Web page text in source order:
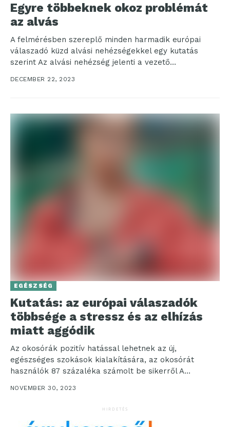
Egyre többeknek okoz problémát
az alvás
A felmérésben szereplő minden harmadik európai
válaszadó küzd alvási nehézségekkel egy kutatás
szerint Az alvási nehézség jelenti a vezető
DECEMBER 22, 2023
EGÉSZSÉG
Kutatás: az európai válaszadók
többsége a stressz és az elhízás
miatt aggódik
Az okosórák pozitív hatással lehetnek az új,
egészséges szokások kialakítására, az okosórát
használók 87 százaléka számolt be sikerről A
NOVEMBER 30, 2023
HIRDETÉS